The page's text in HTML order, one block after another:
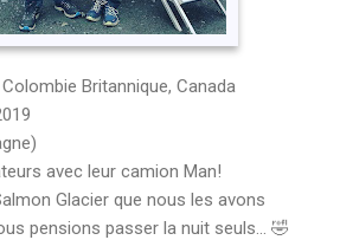
Britannique, Canada
avec leur camion Man!
Glacier que nous les avons
pensions passer la nuit seuls... 🤣